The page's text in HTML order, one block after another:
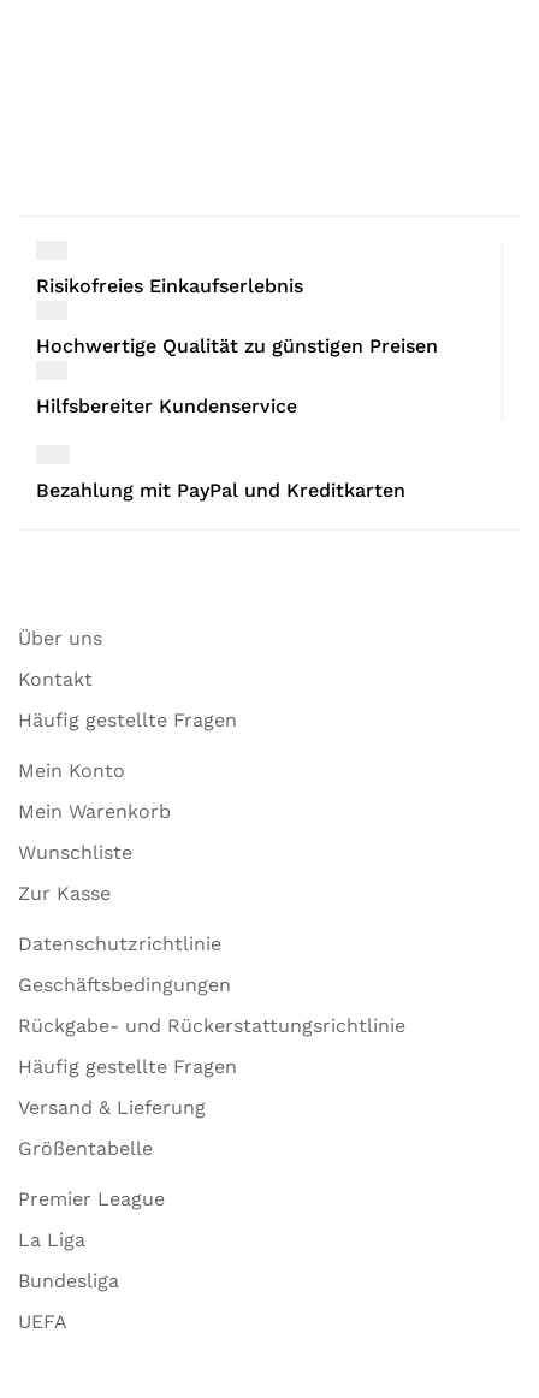
Risikofreies Einkaufserlebnis
Hochwertige Qualität zu günstigen Preisen
Hilfsbereiter Kundenservice
Bezahlung mit PayPal und Kreditkarten
Über uns
Kontakt
Häufig gestellte Fragen
Mein Konto
Mein Warenkorb
Wunschliste
Zur Kasse
Datenschutzrichtlinie
Geschäftsbedingungen
Rückgabe- und Rückerstattungsrichtlinie
Häufig gestellte Fragen
Versand & Lieferung
Größentabelle
Premier League
La Liga
Bundesliga
UEFA